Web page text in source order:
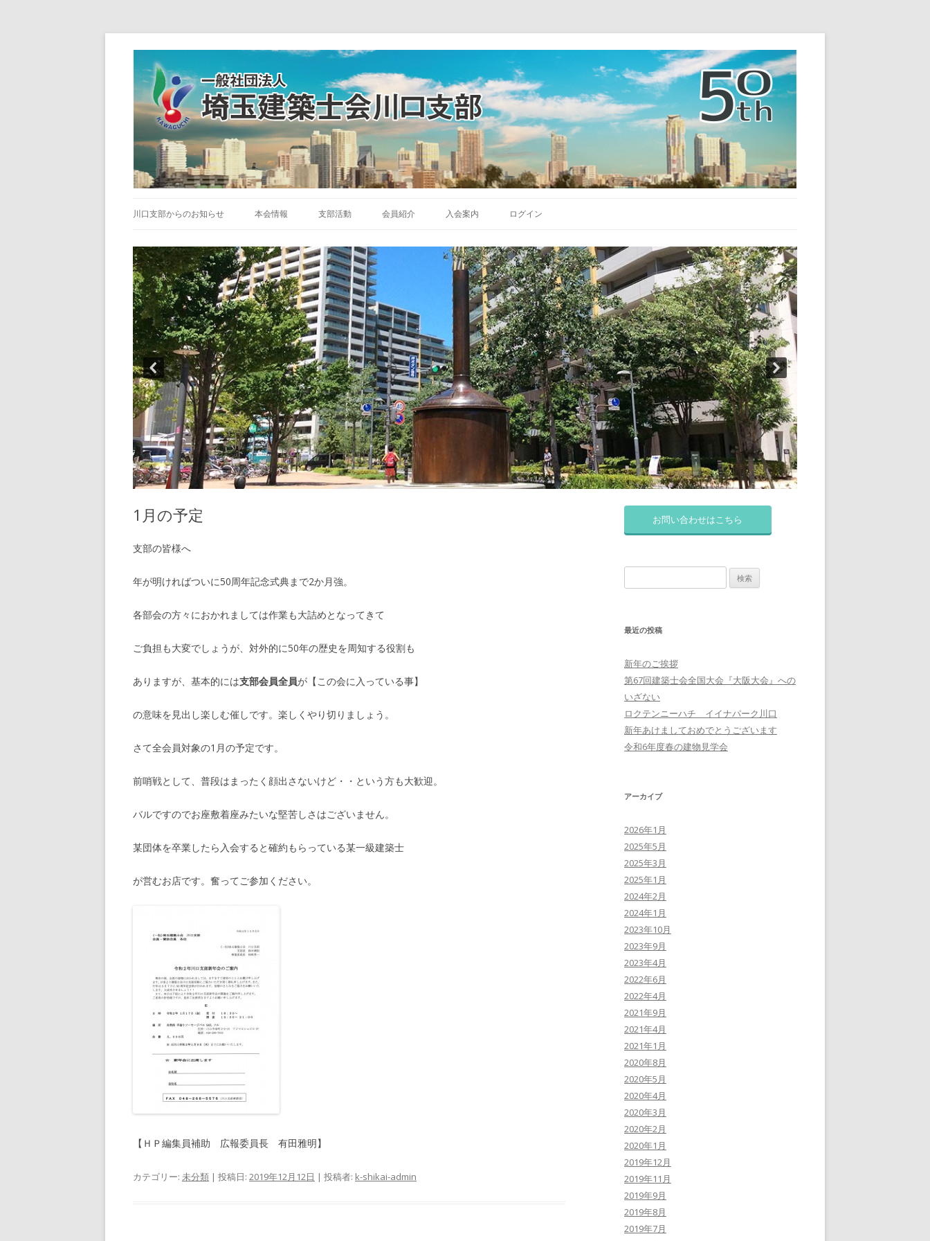
ン
テ
へ
ス
キ
ッ
プ
川口支部からのお知らせ 本会情報 支部活動 会員紹介 入会案内 ログイン
1月の予定
支部の皆様へ
年が明ければついに50周年記念式典まで2か月強。
各部会の方々におかれましては作業も大詰めとなってきて
ご負担も大変でしょうが、対外的に50年の歴史を周知する役割も
ありますが、基本的には支部会員全員が【この会に入っている事】
の意味を見出し楽しむ催しです。楽しくやり切りましょう。
さて全会員対象の1月の予定です。
前哨戦として、普段はまったく顔出さないけど・・という方も大歓迎。
バルですのでお座敷着座みたいな堅苦しさはございません。
某団体を卒業したら入会すると確約もらっている某一級建築士
が営むお店です。奮ってご参加ください。
【ＨＰ編集員補助 広報委員長 有田雅明】
カテゴリー: 未分類 | 投稿日: 2019年12月12日 | 投稿者: k-shikai-admin
お問い合わせはこちら
索:
最近の投稿
新年のご挨拶
第67回建築士会全国大会『大阪大会』への
いざない
ロクテンニーハチ イイナパーク川口
新年あけましておめでとうございます
令和6年度春の建物見学会
アーカイブ
2026年1月
2025年5月
2025年3月
2025年1月
2024年2月
2024年1月
2023年10月
2023年9月
2023年4月
2022年6月
2022年4月
2021年9月
2021年4月
2021年1月
2020年8月
2020年5月
2020年4月
2020年3月
2020年2月
2020年1月
2019年12月
2019年11月
2019年9月
2019年8月
2019年7月